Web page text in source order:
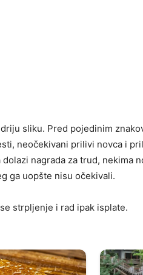
sliku. Pred pojedinim
neočekivani prilivi novca i
nagrada za trud, nekima
ga uopšte nisu očekivali.
strpljenje i rad ipak isplate.